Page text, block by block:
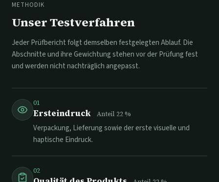
METHODIK
Unser Testverfahren
Jeder Prüfbericht folgt demselben festgelegten Ablauf. Die
Abschnitte und ihre Gewichtung stehen vor der Prüfung fest
und werden nicht nachträglich angepasst.
01
Ersteindruck Anteil 22%
Verpackung, Lieferung sowie der erste visuelle und
haptische Eindruck.
02